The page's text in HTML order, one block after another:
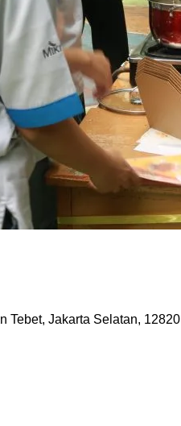
Tebet, Jakarta Selatan, 12820